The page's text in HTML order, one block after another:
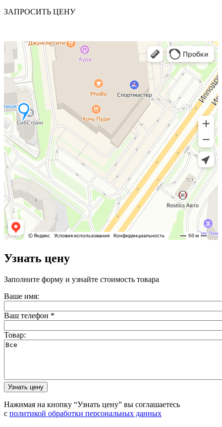
ЗАПРОСИТЬ ЦЕНУ
Узнать цену
Заполните форму и узнайте стоимость товара
Ваше имя:
Ваш телефон *
Товар:
Нажимая на кнопку “Узнать цену” вы соглашаетесь
с политикой обработки персональных данных